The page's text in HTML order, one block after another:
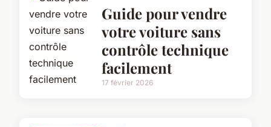
Guide pour vendre
votre voiture sans
contrôle technique
facilement
17 février 2026